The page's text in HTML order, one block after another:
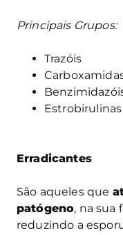
Principais Grupos:
Trazóis
Estrobirulinas
Erradicantes
São aqueles que
patógeno, na sua
reduzindo a